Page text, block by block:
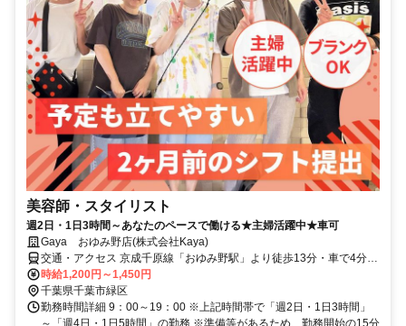
美容師・スタイリスト
週2日・1日3時間～あなたのペースで働ける★主婦活躍中★車可
Gaya おゆみ野店(株式会社Kaya)
交通・アクセス 京成千原線「おゆみ野駅」より徒歩13分・車で4分、
JR内房線「浜野駅」より車で12分
時給1,200円～1,450円
千葉県千葉市緑区
勤務時間詳細 9：00～19：00 ※上記時間帯で「週2日・1日3時間」
～「週4日・1日5時間」の勤務 ※準備等があるため、勤務開始の15分